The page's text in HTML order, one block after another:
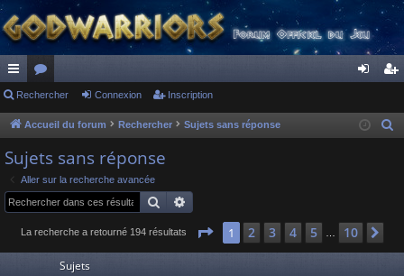
ac
co
ur
ci
s
or
u
s
ne cri
Rechercher Connexion Inscription
Accueil du forum Rechercher Sujets sans réponse
Sujets sans réponse
Aller sur la recherche avancée
Rechercher
La recherche a retourné 194 résultats Page 1sur 10
1 2 3 4 5 10
Sujets